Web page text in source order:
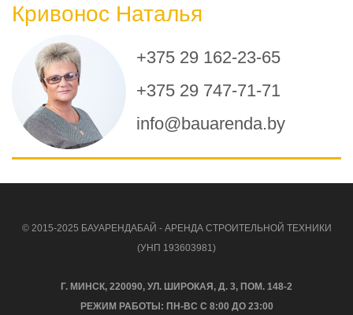
Кривонос Наталья
+375 29 162-23-65
+375 29 747-71-71
info@bauarenda.by
© 2015-2025 БАУАРЕНДАБАЙ - АРЕНДА СТРОИТЕЛЬНОЙ ТЕХНИКИ
(УНП 193603981)
Г. МИНСК, 220090, УЛ. ШИРОКАЯ, Д. 3, ПОМ. 148-2
РЕЖИМ РАБОТЫ: ПН-ВС С 8:00 ДО 23:00